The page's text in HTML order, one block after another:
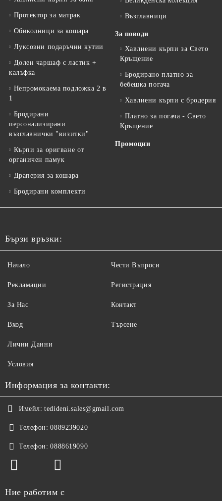
Протектор за матрак
Обиколници за кошара
Луксозни подаръчни кутии
Долен чаршаф с ластик +
калъфка
Непромокаема подложка 2 в
1
Бродирани
персонализирани
възглавнички "визитки"
Кърпи за оригване от
органичен памук
Драперия за кошара
Бродирани комплекти
Възглавници
За поводи
Хавлиени кърпи за Свето
Кръщение
Бродирано платно за
бебешка погача
Хавлиени кърпи с бродерия
Платно за погача - Свето
Кръщение
Промоции
Бързи връзки:
Начало
Рекламации
За Нас
Вход
Чести Въпроси
Регистрация
Контакт
Търсене
Лични Данни
Условия
Информация за контакти:
Имейл: tedideni.sales@gmail.com
Телефон: 0889239020
Телефон: 0888619090
Ние работим с